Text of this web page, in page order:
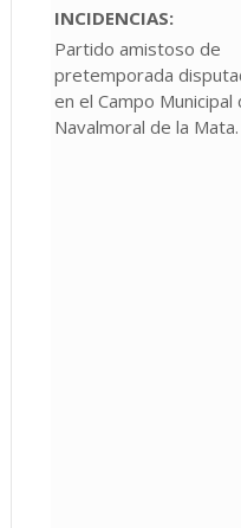
INCIDENCIAS:
Partido amistoso de
pretemporada
en el Campo Municipal
Navalmoral de la Mata.